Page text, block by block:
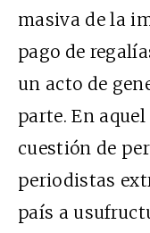
masiva de la
pago de
un acto de
parte. En
cuestión de
periodistas
país a